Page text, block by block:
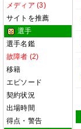
メディア (3)
サイトを推薦
選手
選手名鑑
故障者 (2)
移籍
エピソード
契約状況
出場時間
得点・警告